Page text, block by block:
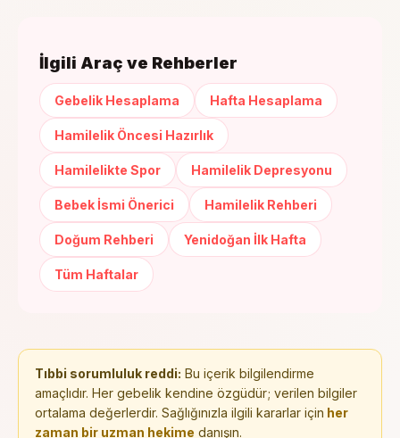
İlgili Araç ve Rehberler
Gebelik Hesaplama Hafta Hesaplama
Hamilelik Öncesi Hazırlık
Hamilelikte Spor Hamilelik Depresyonu
Bebek İsmi Önerici Hamilelik Rehberi
Doğum Rehberi Yenidoğan İlk Hafta
Tüm Haftalar
Tıbbi sorumluluk reddi: Bu içerik bilgilendirme
amaçlıdır. Her gebelik kendine özgüdür; verilen bilgiler
ortalama değerlerdir. Sağlığınızla ilgili kararlar için her
zaman bir uzman hekime danışın.